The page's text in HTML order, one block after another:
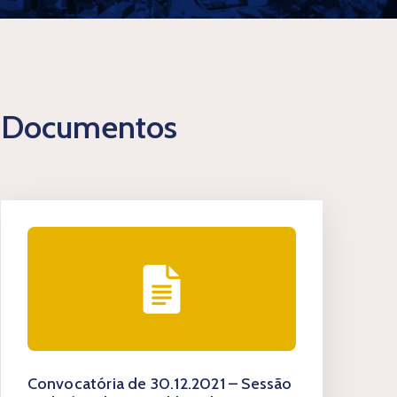
Documentos
Convocatória de 30.12.2021 – Sessão